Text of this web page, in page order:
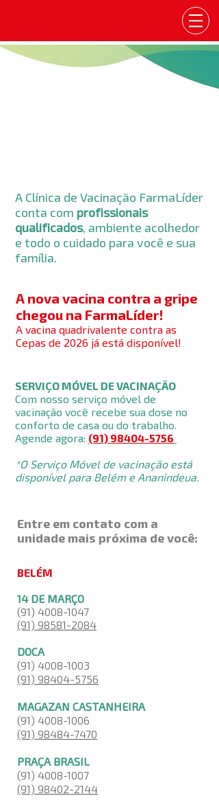
A Clínica de Vacinação FarmaLíder
conta com profissionais
qualificados, ambiente acolhedor
e todo o cuidado para você e sua
família.
A nova vacina contra a gripe
chegou na FarmaLíder!
A vacina quadrivalente contra as
Cepas de 2026 já está disponível!
SERVIÇO MÓVEL DE VACINAÇÃO
Com nosso serviço móvel de
vacinação você recebe sua dose no
conforto de casa ou do trabalho.
Agende agora: (91) 98404-5756
​*O Serviço Móvel de vacinação está
disponível para Belém e Ananindeua.
Entre em contato com a
unidade mais próxima de você:
BELÉM
14 DE MARÇO
(91) 4008-1047
(91) 98581-2084
DOCA
(91) 4008-1003
(91) 98404-5756
MAGAZAN CASTANHEIRA
(91) 4008-1006
(91) 98484-7470
PRAÇA BRASIL
(91) 4008-1007
(91) 98402-2144